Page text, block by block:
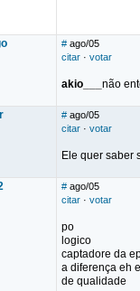
# ago/05
citar · votar
akio___ não
# ago/05
citar · votar
Ele quer saber
# ago/05
citar · votar
po
logico
captadore da
a diferença eh
de qualidade